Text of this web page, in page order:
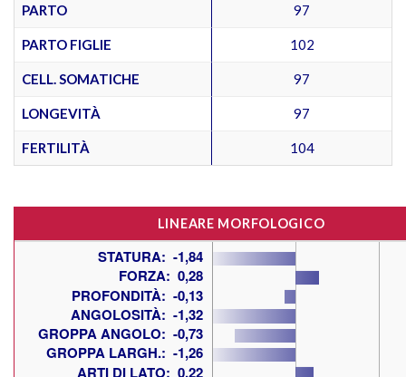
PARTO 97
PARTO FIGLIE 102
CELL. SOMATICHE 97
LONGEVITÀ 97
FERTILITÀ 104
LINEARE MORFOLOGICO